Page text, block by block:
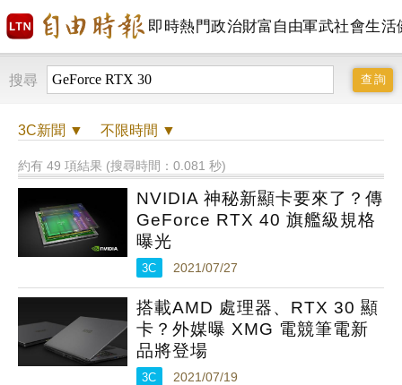
即時熱門政治財富自由軍武社會生活
搜尋
3C新聞 ▼ 不限時間 ▼
約有 49 項結果 (搜尋時間：0.081 秒)
NVIDIA 神秘新顯卡要來了？傳
GeForce RTX 40 旗艦級規格
曝光
3C 2021/07/27
搭載AMD 處理器、RTX 30 顯
卡？外媒曝 XMG 電競筆電新
品將登場
3C 2021/07/19